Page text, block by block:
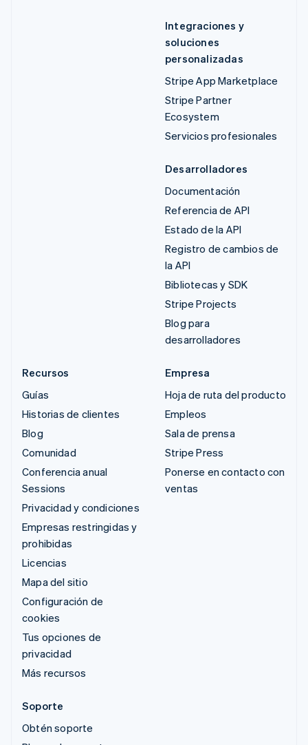
Integraciones y
soluciones
personalizadas
Stripe App Marketplace
Stripe Partner
Ecosystem
Servicios profesionales
Desarrolladores
Documentación
Referencia de API
Estado de la API
Registro de cambios de
la API
Bibliotecas y SDK
Stripe Projects
Blog para
desarrolladores
Recursos
Guías
Historias de clientes
Blog
Comunidad
Conferencia anual
Sessions
Privacidad y condiciones
Empresas restringidas y
prohibidas
Licencias
Mapa del sitio
Configuración de
cookies
Tus opciones de
privacidad
Más recursos
Empresa
Hoja de ruta del producto
Empleos
Sala de prensa
Stripe Press
Ponerse en contacto con
ventas
Soporte
Obtén soporte